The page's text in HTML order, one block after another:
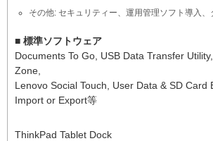
その他: セキュリティー、運用管理ソフト導入
■ 標準ソフトウェア
Documents To Go, USB Data Transfer
Zone,
Lenovo Social Touch, User Data & SD Card
Import or Export等
ThinkPad Tablet Dock